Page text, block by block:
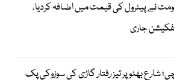
نے پیٹرول کی قیمت میں اضافہ کردیا،
جاری
شارع بھٹو پر تیز رفتار گاڑی کی سوزوکی پک